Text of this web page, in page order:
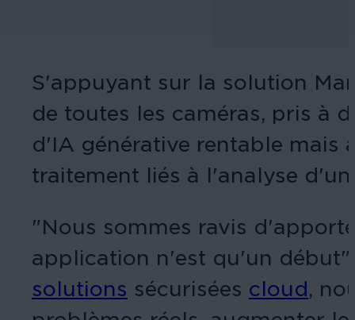
S'appuyant sur la solution
de toutes les caméras, pris à
d'IA générative rentable mais
traitement liés à l'analyse
"Nous sommes ravis
application n'est qu'un
solutions sécurisées cloud,